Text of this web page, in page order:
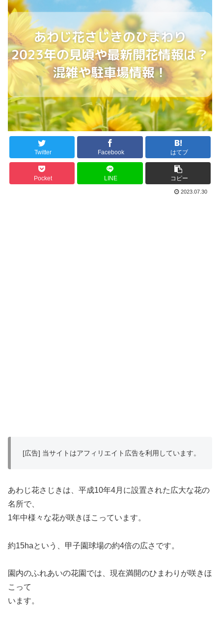
Twitter Facebook はてブ
Pocket LINE コピー
2023.07.30
[広告] 当サイトはアフィリエイト広告を利用しています。
あわじ花さじきは、平成10年4月に設置された広大な花の
名所で、
1年中様々な花が咲きほこっています。
約15haという、甲子園球場の約4倍の広さです。
園内のふれあいの花園では、現在満開のひまわりが咲きほ
こって
います。